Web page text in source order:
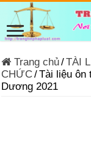
Trang chủ/TÀI
CHỨC/Tài liệu ôn
Dương 2021